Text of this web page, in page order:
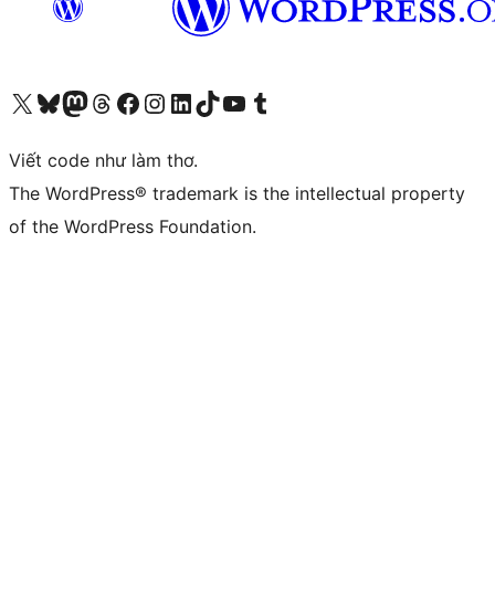
Truy cập tài khoản X (trước đây là Twitter) của chúng tôiVisit our Bluesky account
Visit our Mastodon account
Visit our Threads account
Xem trang Facebook của chúng tôiTruy cập tài khoản Instagram của chúng tôiTruy cập tài khoản LinkedIn của chúng tôiVisit our TikTok account
Truy cập kênh YouTube của chúng tôi Visit our Tumblr account
Viết code như làm thơ.
The WordPress® trademark is the intellectual property
of the WordPress Foundation.